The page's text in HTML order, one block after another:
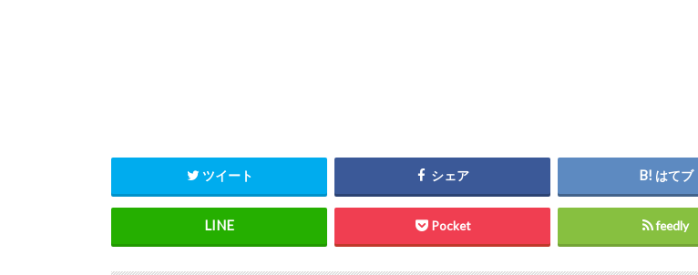
ツイート シェア はてブ
Pocket feedly